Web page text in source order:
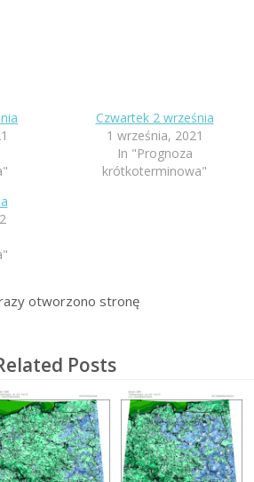
Czwartek 2 września
1 września, 2021
In "Prognoza
krótkoterminowa"
otworzono stronę
Posts